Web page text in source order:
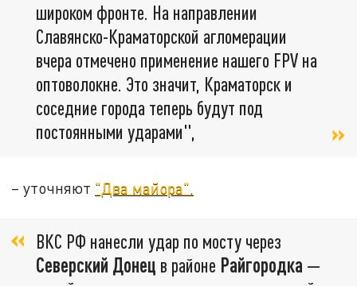
широком фронте. На направлении
Славянско-Краматорской агломерации
вчера отмечено применение нашего FPV на
оптоволокне. Это значит, Краматорск и
соседние города теперь будут под
постоянными ударами",
– уточняют "Два майора".
ВКС РФ нанесли удар по мосту через
Северский Донец в районе Райгородка —